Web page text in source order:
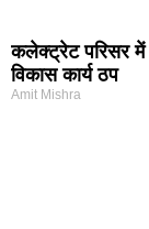
कलेक्ट्रेट परिसर में
विकास कार्य ठप
Amit Mishra